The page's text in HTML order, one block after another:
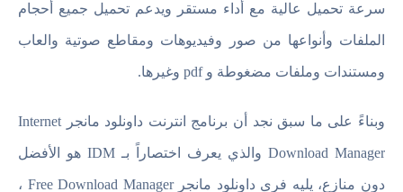
سرعة تحميل عالية مع أداء مستقر ويدعم تحميل جميع أحجام
الملفات وأنواعها من صور وفيديوهات ومقاطع صوتية والعاب
ومستندات وملفات مضغوطة و pdf وغيرها.
وبناءً على ما سبق نجد أن برنامج انترنت داونلود مانجر Internet
Download Manager والذي يعرف اختصاراً بـ IDM هو الأفضل
دون منازع، يليه فرى داونلود مانجر Free Download Manager ،